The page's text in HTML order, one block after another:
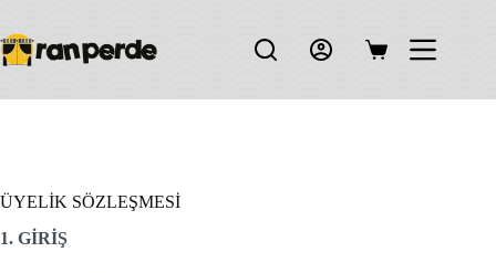
content
Shopping
ÜYELİK SÖZLEŞMESİ
1. GİRİŞ